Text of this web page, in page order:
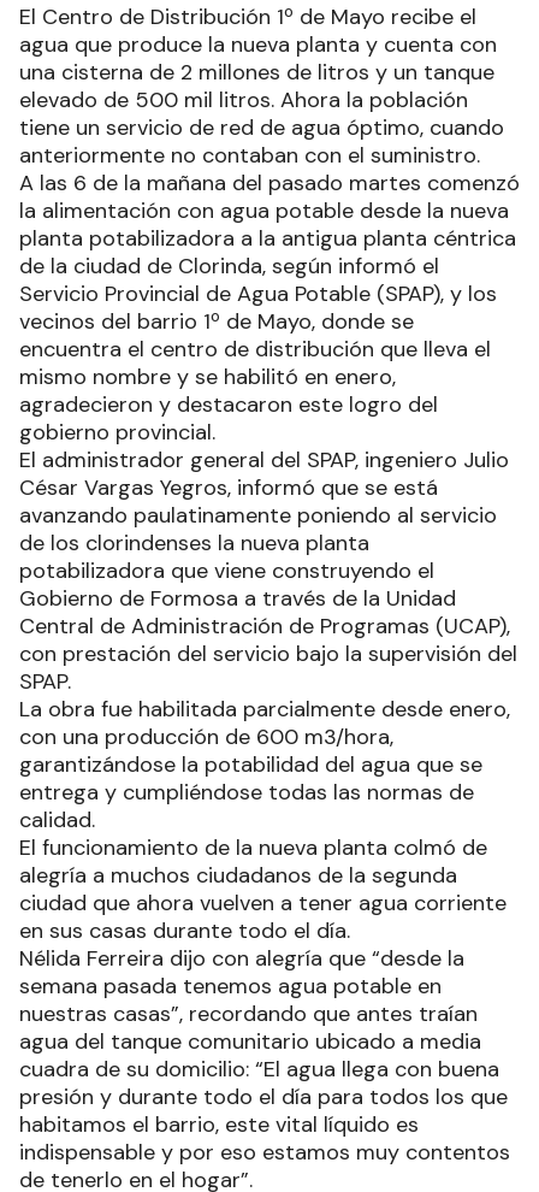
El Centro de Distribución 1º de Mayo recibe el
agua que produce la nueva planta y cuenta con
una cisterna de 2 millones de litros y un tanque
elevado de 500 mil litros. Ahora la población
tiene un servicio de red de agua óptimo, cuando
anteriormente no contaban con el suministro.
A las 6 de la mañana del pasado martes comenzó
la alimentación con agua potable desde la nueva
planta potabilizadora a la antigua planta céntrica
de la ciudad de Clorinda, según informó el
Servicio Provincial de Agua Potable (SPAP), y los
vecinos del barrio 1º de Mayo, donde se
encuentra el centro de distribución que lleva el
mismo nombre y se habilitó en enero,
agradecieron y destacaron este logro del
gobierno provincial.
El administrador general del SPAP, ingeniero Julio
César Vargas Yegros, informó que se está
avanzando paulatinamente poniendo al servicio
de los clorindenses la nueva planta
potabilizadora que viene construyendo el
Gobierno de Formosa a través de la Unidad
Central de Administración de Programas (UCAP),
con prestación del servicio bajo la supervisión del
SPAP.
La obra fue habilitada parcialmente desde enero,
con una producción de 600 m3/hora,
garantizándose la potabilidad del agua que se
entrega y cumpliéndose todas las normas de
calidad.
El funcionamiento de la nueva planta colmó de
alegría a muchos ciudadanos de la segunda
ciudad que ahora vuelven a tener agua corriente
en sus casas durante todo el día.
Nélida Ferreira dijo con alegría que “desde la
semana pasada tenemos agua potable en
nuestras casas”, recordando que antes traían
agua del tanque comunitario ubicado a media
cuadra de su domicilio: “El agua llega con buena
presión y durante todo el día para todos los que
habitamos el barrio, este vital líquido es
indispensable y por eso estamos muy contentos
de tenerlo en el hogar”.